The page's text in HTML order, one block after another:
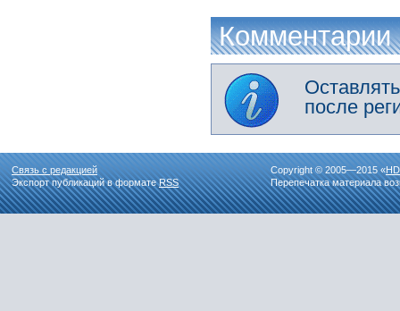
Комментарии
после
Связь с редакцией
Экспорт публикаций в форматеRSS
Copyright © 2005—2015 «
Перепечатка материала